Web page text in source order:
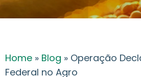
Home » Blog » Operação
Federal no Agro